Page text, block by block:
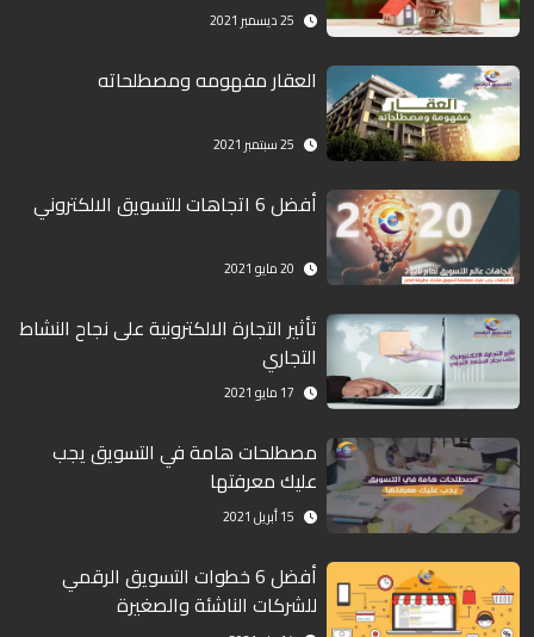
25 ديسمبر 2021
العقار مفهومه ومصطلحاته
25 سبتمبر 2021
أفضل 6 اتجاهات للتسويق الالكتروني
20 مايو 2021
تأثير التجارة الالكترونية على نجاح النشاط
التجاري
17 مايو 2021
مصطلحات هامة في التسويق يجب
عليك معرفتها
15 أبريل 2021
أفضل 6 خطوات التسويق الرقمي
للشركات الناشئة والصغيرة